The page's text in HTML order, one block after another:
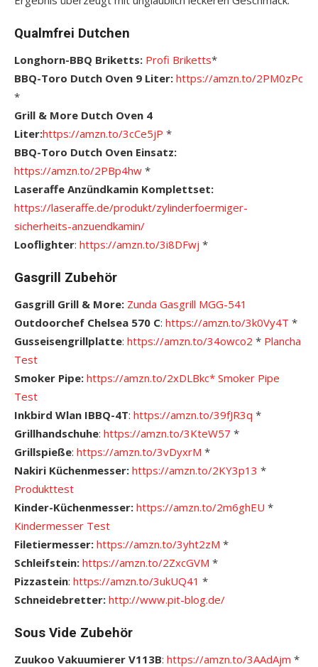
Qualmfrei Dutchen
Longhorn-BBQ Briketts: Profi Briketts*
BBQ-Toro Dutch Oven 9 Liter: https://amzn.to/2PM0zPc
*
Grill & More Dutch Oven 4
Liter:https://amzn.to/3cCe5jP *
BBQ-Toro Dutch Oven Einsatz:
https://amzn.to/2PBp4hw *
Laseraffe Anzündkamin Komplettset:
https://laseraffe.de/produkt/zylinderfoermiger-
sicherheits-anzuendkamin/
Looflighter: https://amzn.to/3i8DFwj *
Gasgrill Zubehör
Gasgrill Grill & More: Zunda Gasgrill MGG-541
Outdoorchef Chelsea 570 C: https://amzn.to/3k0Vy4T *
Gusseisengrillplatte: https://amzn.to/34owco2 * Plancha
Test
Smoker Pipe: https://amzn.to/2xDLBkc* Smoker Pipe
Test
Inkbird Wlan IBBQ-4T: https://amzn.to/39fJR3q *
Grillhandschuhe: https://amzn.to/3KteW57 *
Grillspieße: https://amzn.to/3vDyxrM *
Nakiri Küchenmesser: https://amzn.to/2KY3p13 *
Produkttest
Kinder-Küchenmesser: https://amzn.to/2m6ghEU *
Kindermesser Test
Filetiermesser: https://amzn.to/3yht2zM *
Schleifstein: https://amzn.to/2ZxcGVM *
Pizzastein: https://amzn.to/3ukUQ41 *
Schneidebretter: http://www.pit-blog.de/
Sous Vide Zubehör
Zuukoo Vakuumierer V113B: https://amzn.to/3AAdAjm *